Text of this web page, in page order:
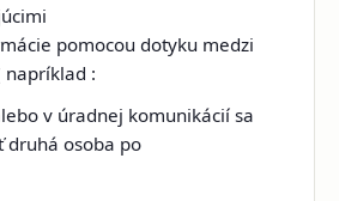
pomocou dotyku medzi
napríklad :
v úradnej komunikácií sa
druhá osoba po